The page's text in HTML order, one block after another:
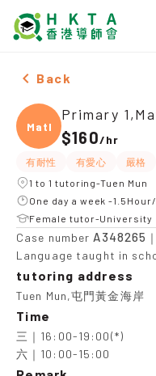
Male Primary
Back
Maths
Primary
$160/hr
有耐性 有愛心 嚴格
1 to 1 tutoring-Tuen Mun
One day a week -
Female tutor-University
Case number A348265
Language taught in
tutoring address
Tuen Mun,屯門黃金海岸
Time
三｜16:00-19:00(*)
六｜10:00-15:00